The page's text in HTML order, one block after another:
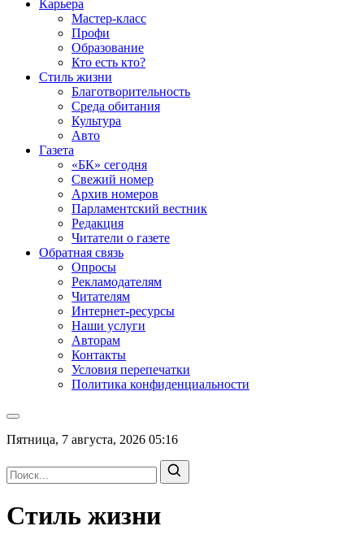
Карьера
Мастер-класс
Профи
Образование
Кто есть кто?
Стиль жизни
Благотворительность
Среда обитания
Культура
Авто
Газета
«БК» сегодня
Свежий номер
Архив номеров
Парламентский вестник
Редакция
Читатели о газете
Обратная связь
Опросы
Рекламодателям
Читателям
Интернет-ресурсы
Наши услуги
Авторам
Контакты
Условия перепечатки
Политика конфиденциальности
Пятница, 7 августа, 2026 05:16
Стиль жизни